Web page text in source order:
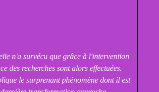
n'a survécu que grâce à l'intervention
des recherches sont alors effectuées.
le surprenant phénomène dont il est